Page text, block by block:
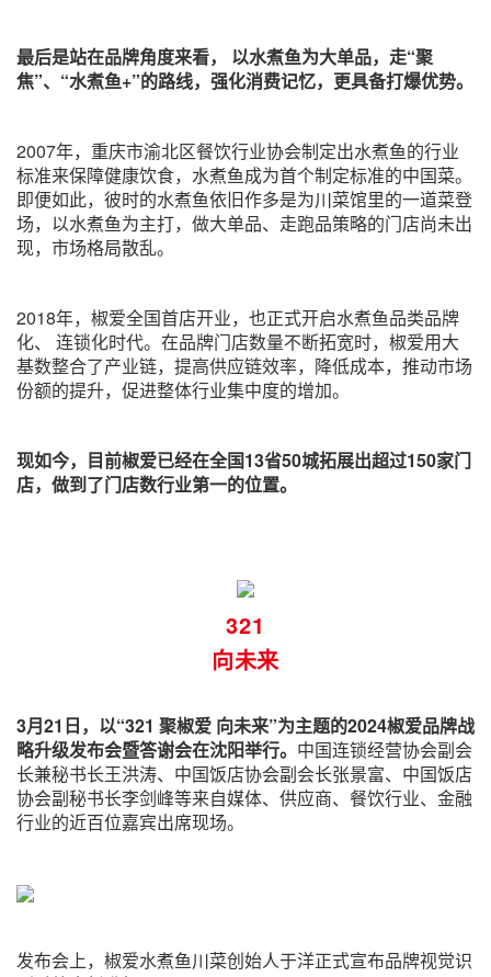
最后是站在品牌角度来看， 以水煮鱼为大单品，走“聚
焦”、“水煮鱼+”的路线，强化消费记忆，更具备打爆优势。
2007年，重庆市渝北区餐饮行业协会制定出水煮鱼的行业
标准来保障健康饮食，水煮鱼成为首个制定标准的中国菜。
即便如此，彼时的水煮鱼依旧作多是为川菜馆里的一道菜登
场，以水煮鱼为主打，做大单品、走跑品策略的门店尚未出
现，市场格局散乱。
2018年，椒爱全国首店开业，也正式开启水煮鱼品类品牌
化、 连锁化时代。在品牌门店数量不断拓宽时，椒爱用大
基数整合了产业链，提高供应链效率，降低成本，推动市场
份额的提升，促进整体行业集中度的增加。
现如今，目前椒爱已经在全国13省50城拓展出超过150家门
店，做到了门店数行业第一的位置。
321
向未来
3月21日，以“321 聚椒爱 向未来”为主题的2024椒爱品牌战
略升级发布会暨答谢会在沈阳举行。 中国连锁经营协会副会
长兼秘书长王洪涛、中国饭店协会副会长张景富、中国饭店
协会副秘书长李剑峰等来自媒体、供应商、餐饮行业、金融
行业的近百位嘉宾出席现场。
发布会上，椒爱水煮鱼川菜创始人于洋正式宣布品牌视觉识